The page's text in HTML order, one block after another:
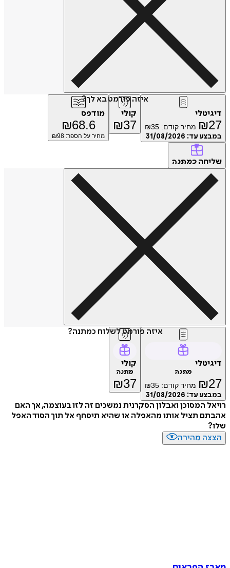
איזה פורמט בא לך?
דיגיטלי
₪27 מחיר קודם: ₪35
במבצע עד: 31/08/2026
קולי
₪37
מודפס
₪68.6
מחיר על הספר: ₪ 98
שליחה כמתנה
איזה פורמט לשלוח כמתנה?
דיגיטלי
מתנה
₪27 מחיר קודם: ₪35
במבצע עד: 31/08/2026
קולי
מתנה
₪37
רויאל המסוכן ואבלון הסקרנית נמשכים זה לזו בעוצמה, אך האם
אהבתם תציל אותו מהאפלה או שהיא תיסחף אל תוך הסוד האפל
שלו?
הצצה מהירה